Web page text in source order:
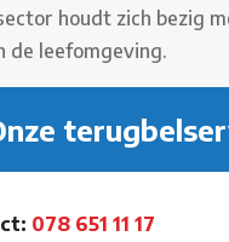
houdt zich bezig
de leefomgeving.
078 651 11 17